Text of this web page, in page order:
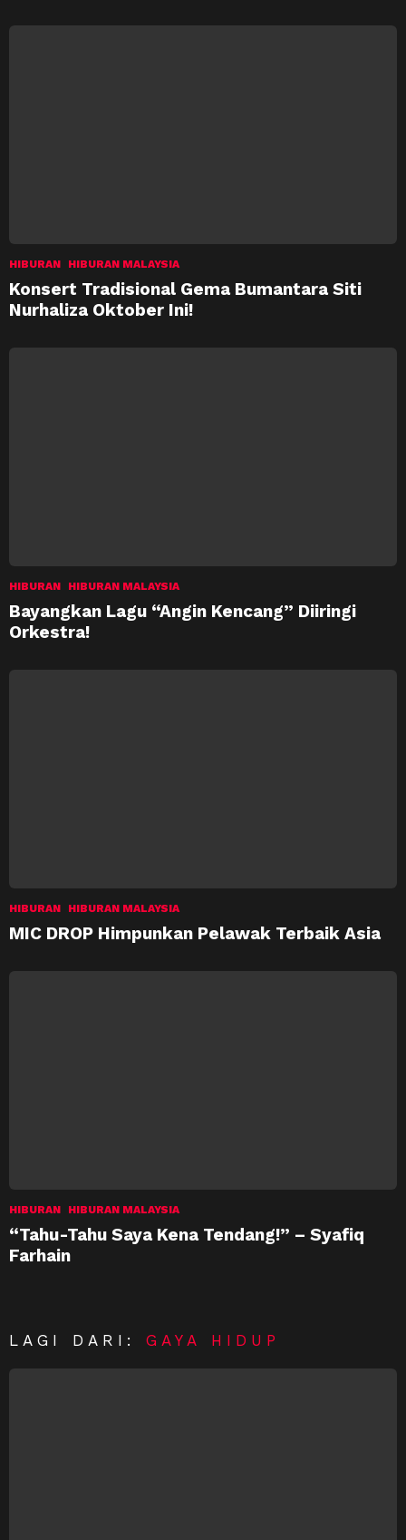
HIBURAN HIBURAN MALAYSIA
Konsert Tradisional Gema Bumantara Siti
Nurhaliza Oktober Ini!
HIBURAN HIBURAN MALAYSIA
Bayangkan Lagu “Angin Kencang” Diiringi
Orkestra!
HIBURAN HIBURAN MALAYSIA
MIC DROP Himpunkan Pelawak Terbaik Asia
HIBURAN HIBURAN MALAYSIA
“Tahu-Tahu Saya Kena Tendang!” – Syafiq
Farhain
LAGI DARI:GAYA HIDUP